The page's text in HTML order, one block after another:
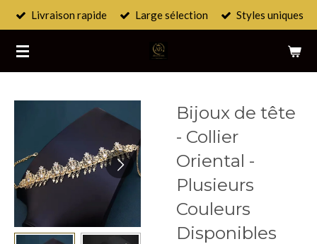
Passer
contenu
principal
Livraison rapide Large sélection Styles uniques
Bijoux de tête
- Collier
Oriental -
Plusieurs
Couleurs
Disponibles